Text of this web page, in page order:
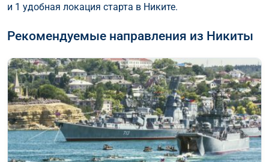
и 1 удобная локация старта в Никите.
Рекомендуемые направления из Никиты